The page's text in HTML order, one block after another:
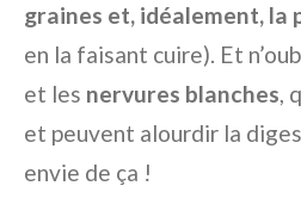
graines et, idéalement, la
en la faisant cuire). Et
et les nervures blanches,
et peuvent alourdir la
envie de ça !